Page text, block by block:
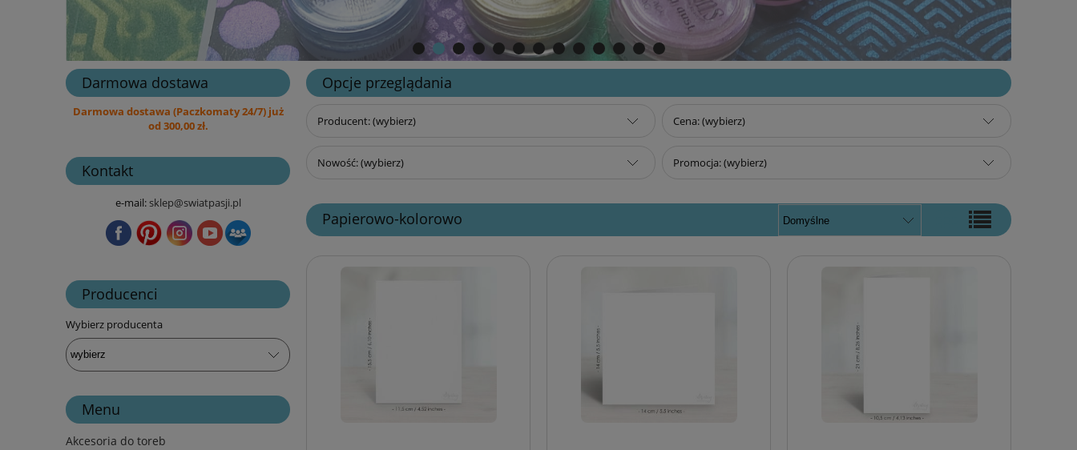
Darmowa dostawa
Darmowa dostawa (Paczkomaty 24/7) już
od 300,00 zł.
Kontakt
e-mail:sklep@swiatpasji.pl
Producenci
Wybierz producenta
Menu
Akcesoria do toreb
Opcje przeglądania
Producent: (wybierz) Cena: (wybierz)
Nowość: (wybierz) Promocja: (wybierz)
Papierowo-kolorowo